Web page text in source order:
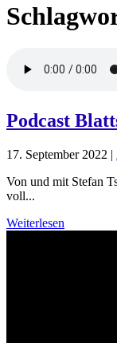
Podcast
17. September 2022 |
Von und mit Stefan
voll...
Weiterlesen